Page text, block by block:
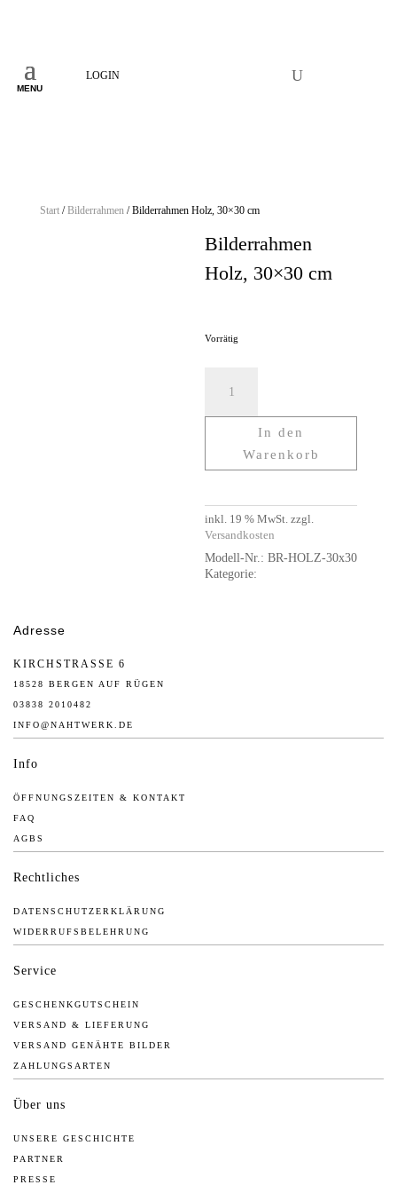
MENU
LOGIN
Start/Bilderrahmen/ Bilderrahmen Holz, 30×30 cm
Bilderrahmen
Holz, 30×30 cm
Vorrätig
In den
Warenkorb
inkl. 19 % MwSt. zzgl.
Versandkosten
Modell-Nr.:BR-HOLZ-30x30
Kategorie:
Adresse
KIRCHSTRASSE 6
18528 BERGEN AUF RÜGEN
03838 2010482
INFO@NAHTWERK.DE
Info
ÖFFNUNGSZEITEN & KONTAKT
FAQ
AGBS
Rechtliches
DATENSCHUTZERKLÄRUNG
WIDERRUFSBELEHRUNG
Service
GESCHENKGUTSCHEIN
VERSAND & LIEFERUNG
VERSAND GENÄHTE BILDER
ZAHLUNGSARTEN
Über uns
UNSERE GESCHICHTE
PARTNER
PRESSE